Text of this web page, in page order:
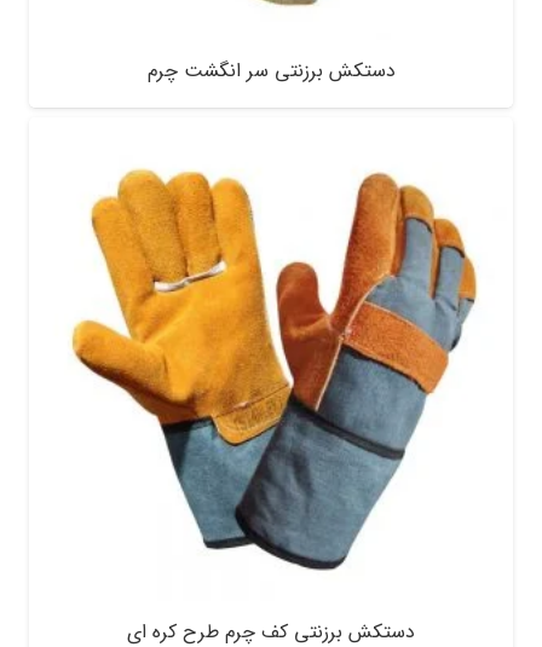
دستکش برزنتی سر انگشت چرم
دستکش برزنتی کف چرم طرح کره ای